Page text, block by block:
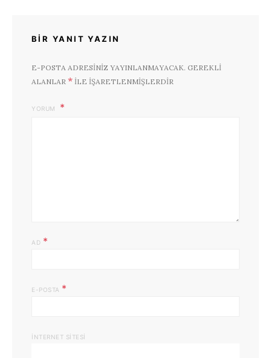
BIR YANIT YAZIN
E-POSTA ADRESINIZ YAYINLANMAYACAK. GEREKLI
ALANLAR * ILE IŞARETLENMIŞLERDIR
YORUM
AD *
E-POSTA *
İNTERNET SITESI